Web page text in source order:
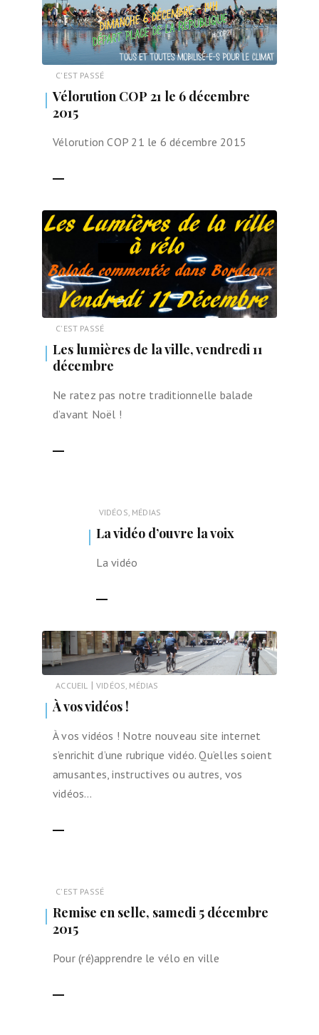
C'EST PASSÉ
Vélorution COP 21 le 6 décembre
2015
Vélorution COP 21 le 6 décembre 2015
C'EST PASSÉ
Les lumières de la ville, vendredi 11
décembre
Ne ratez pas notre traditionnelle balade
d’avant Noël !
VIDÉOS, MÉDIAS
La vidéo d’ouvre la voix
La vidéo
ACCUEIL | VIDÉOS, MÉDIAS
À vos vidéos !
À vos vidéos ! Notre nouveau site internet
s’enrichit d’une rubrique vidéo. Qu’elles soient
amusantes, instructives ou autres, vos
vidéos…
C'EST PASSÉ
Remise en selle, samedi 5 décembre
2015
Pour (ré)apprendre le vélo en ville